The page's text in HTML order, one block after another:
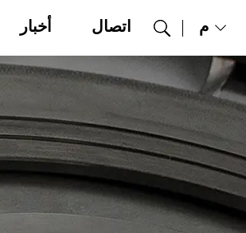
أخبار اتصال م